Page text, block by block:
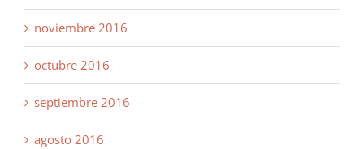
noviembre 2016
octubre 2016
septiembre 2016
agosto 2016